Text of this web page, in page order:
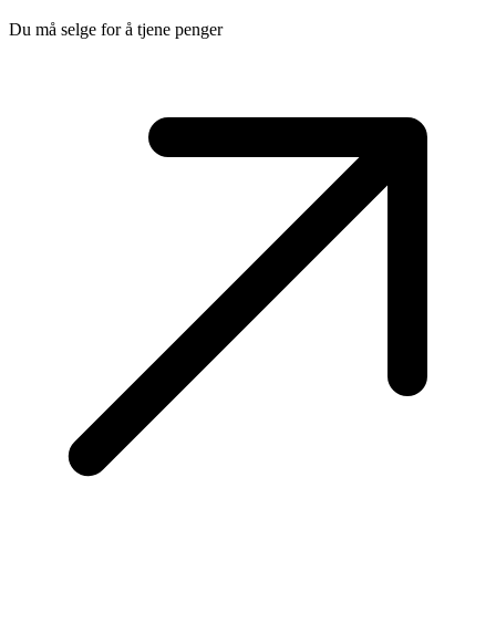
Du må selge for å tjene penger